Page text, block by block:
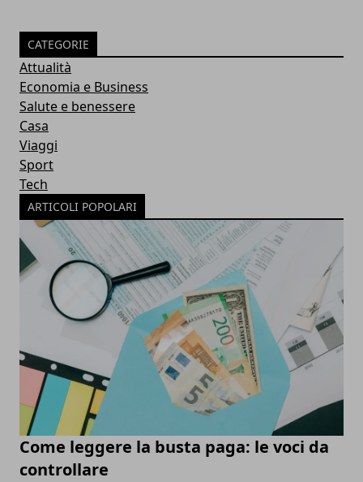
CATEGORIE
Attualità
Economia e Business
Salute e benessere
Casa
Viaggi
Sport
Tech
ARTICOLI POPOLARI
Come leggere la busta paga: le voci da
controllare